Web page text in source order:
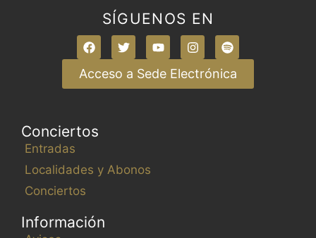
SÍGUENOS EN
Acceso a Sede Electrónica
Conciertos
Entradas
Localidades y Abonos
Conciertos
Información